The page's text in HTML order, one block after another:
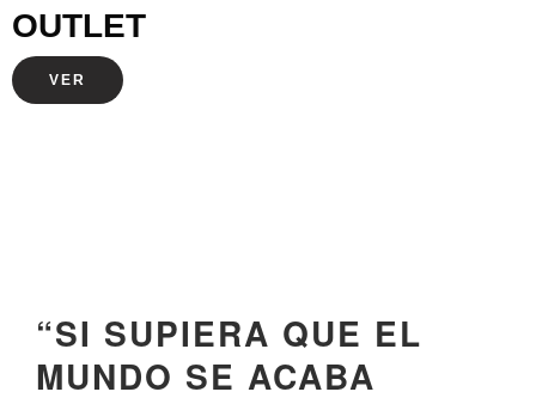
OUTLET
VER
“SI SUPIERA QUE EL
MUNDO SE ACABA